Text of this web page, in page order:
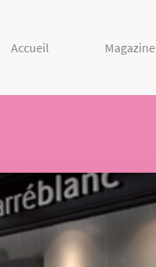
Accueil Magazine